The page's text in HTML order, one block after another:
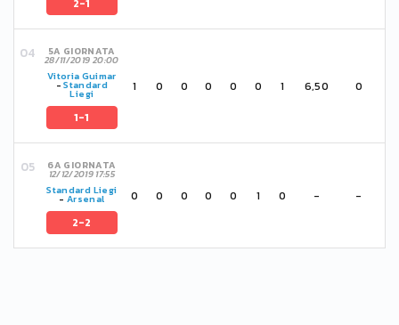
2-1
5A GIORNATA
28/11/2019 20:00
Vitoria Guimar
-Standard
Liegi
1-1
1 0 0 0 0 0 1 6,50 0
6A GIORNATA
12/12/2019 17:55
Standard Liegi
- Arsenal
2-2
0 0 0 0 0 1 0 - -